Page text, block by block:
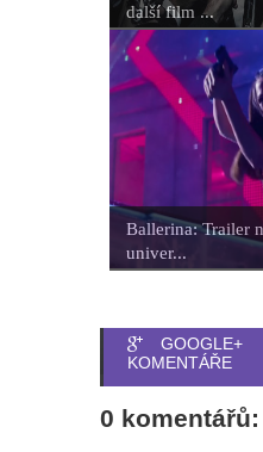
další film ...
Ballerina: Trailer
univer...
GOOGLE+
KOMENTÁŘE
0 komentářů: